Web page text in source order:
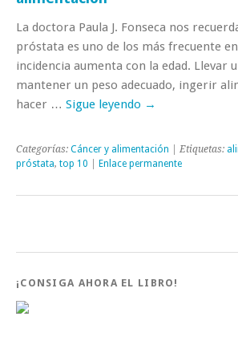
La doctora Paula J. Fonseca nos
próstata es uno de los más frecuente
incidencia aumenta con la edad. Llevar
mantener un peso adecuado, ingerir
hacer … Sigue leyendo →
Categorías: Cáncer y alimentación | Etiquetas:
próstata, top 10 Enlace permanente
¡CONSIGA AHORA EL LIBRO!